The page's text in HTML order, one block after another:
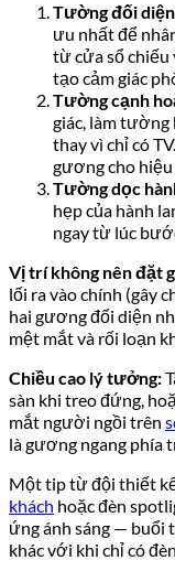
Tường đối diện
ưu nhất để
từ cửa sổ chiếu
tạo cảm giác
Tường cạnh
giác, làm
thay vì chỉ có
gương cho
Tường dọc
hẹp của hành
ngay từ lúc
Vị trí không nên đặt
lối ra vào chính (gây
hai gương đối diện
mệt mắt và rối loạn
Chiều cao lý tưởng:
sàn khi treo đứng,
mắt người ngồi trên
là gương ngang phía
Một tip từ đội thiết
khách hoặc đèn
ứng ánh sáng — buổi
khác với khi chỉ có